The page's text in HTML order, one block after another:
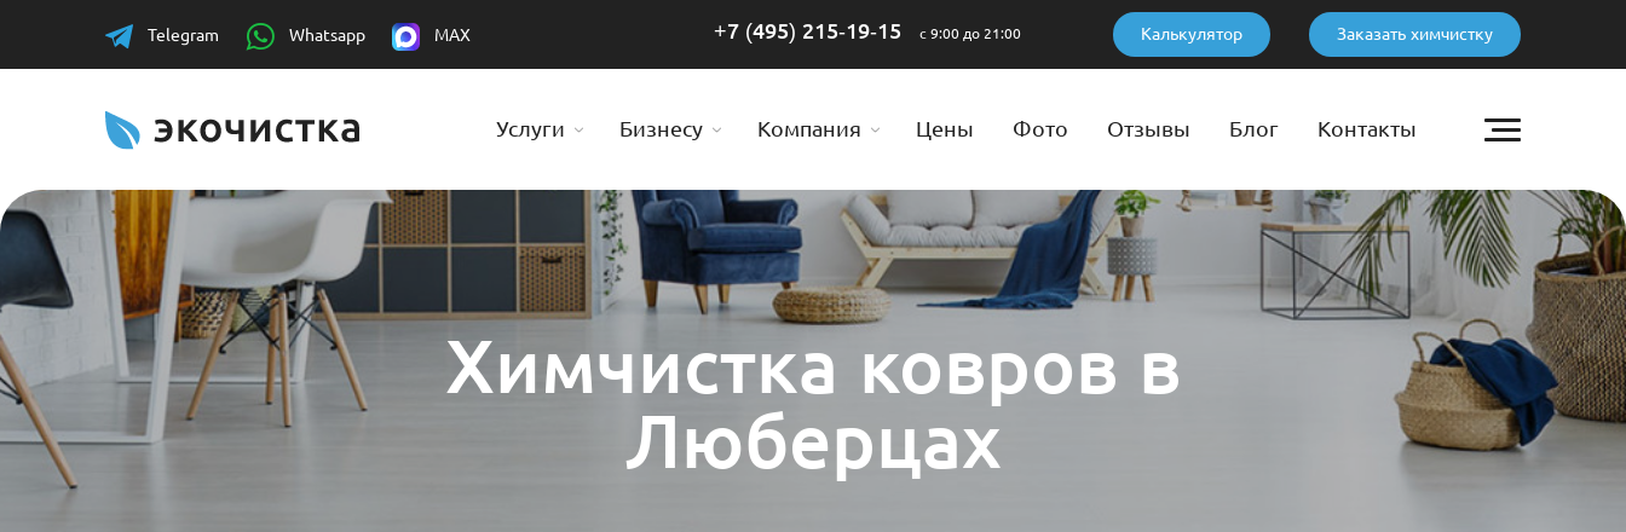
Telegram Whatsapp MAX Калькулятор Заказать химчистку
+7 (495) 215-19-15 с 9:00 до 21:00
Услуги Бизнесу Компания Цены Фото Отзывы Блог Контакты
Химчистка ковров в
Люберцах